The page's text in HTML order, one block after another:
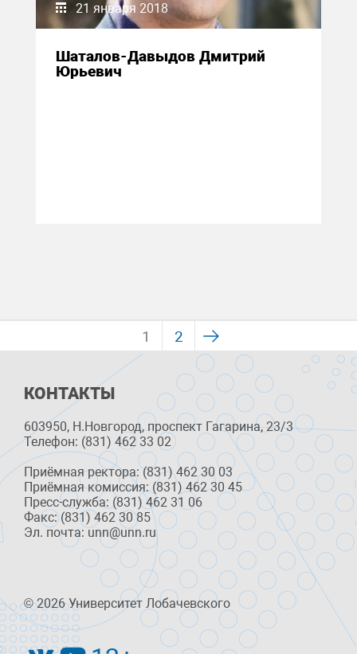
21 января 2018
Шаталов-Давыдов Дмитрий
Юрьевич
1 2
КОНТАКТЫ
603950, Н.Новгород, проспект Гагарина, 23/3
Телефон: (831) 462 33 02
Приёмная ректора: (831) 462 30 03
Приёмная комиссия: (831) 462 30 45
Пресс-служба: (831) 462 31 06
Факс: (831) 462 30 85
Эл. почта: unn@unn.ru
© 2026 Университет Лобачевского